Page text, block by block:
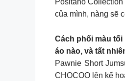
Positano
của mình, nàng sẽ
Cách phối màu
áo nào, và tất
Pawnie Short
CHOCOO lên kế